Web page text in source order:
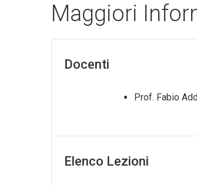
Maggiori
Docenti
Prof. Fabio
Elenco Lezioni